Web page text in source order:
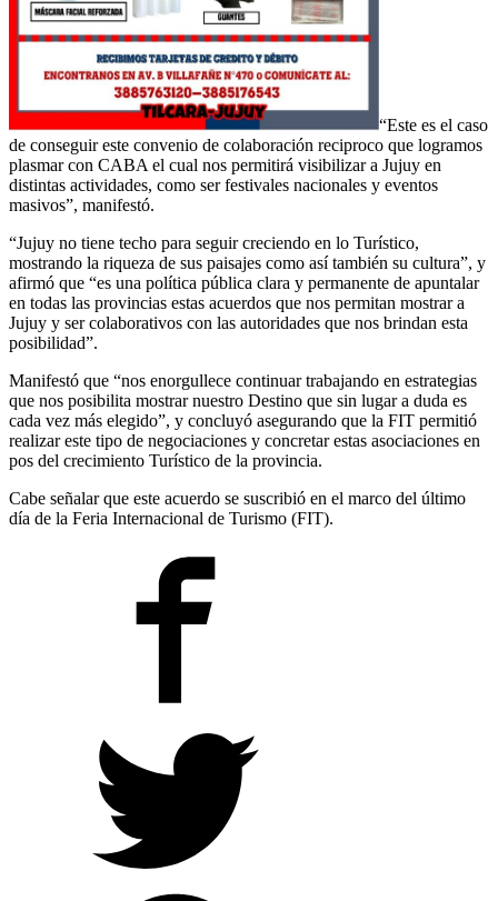
“Este es el caso
de conseguir este convenio de colaboración reciproco que logramos
plasmar con CABA el cual nos permitirá visibilizar a Jujuy en
distintas actividades, como ser festivales nacionales y eventos
masivos”, manifestó.
“Jujuy no tiene techo para seguir creciendo en lo Turístico,
mostrando la riqueza de sus paisajes como así también su cultura”, y
afirmó que “es una política pública clara y permanente de apuntalar
en todas las provincias estas acuerdos que nos permitan mostrar a
Jujuy y ser colaborativos con las autoridades que nos brindan esta
posibilidad”.
Manifestó que “nos enorgullece continuar trabajando en estrategias
que nos posibilita mostrar nuestro Destino que sin lugar a duda es
cada vez más elegido”, y concluyó asegurando que la FIT permitió
realizar este tipo de negociaciones y concretar estas asociaciones en
pos del crecimiento Turístico de la provincia.
Cabe señalar que este acuerdo se suscribió en el marco del último
día de la Feria Internacional de Turismo (FIT).